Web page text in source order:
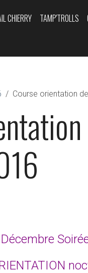
CHIERRY TAMP'TROLLS
Course orientation